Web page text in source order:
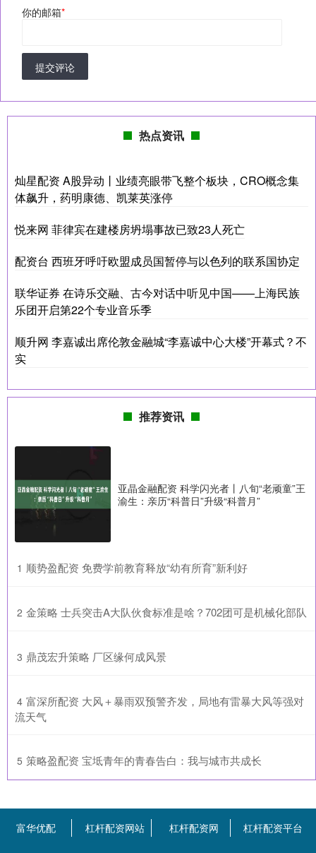
你的邮箱*
提交评论
热点资讯
灿星配资 A股异动丨业绩亮眼带飞整个板块，CRO概念集
体飙升，药明康德、凯莱英涨停
悦来网 菲律宾在建楼房坍塌事故已致23人死亡
配资台 西班牙呼吁欧盟成员国暂停与以色列的联系国协定
联华证券 在诗乐交融、古今对话中听见中国——上海民族
乐团开启第22个专业音乐季
顺升网 李嘉诚出席伦敦金融城“李嘉诚中心大楼”开幕式？不
实
推荐资讯
亚晶金融配资 科学闪光者丨八旬“老顽童”王
渝生：亲历“科普日”升级“科普月”
1 ​顺势盈配资 免费学前教育释放“幼有所育”新利好
2 ​金策略 士兵突击A大队伙食标准是啥？702团可是机械化部队
3 ​鼎茂宏升策略 厂区缘何成风景
4 ​富深所配资 大风＋暴雨双预警齐发，局地有雷暴大风等强对
流天气
5 ​策略盈配资 宝坻青年的青春告白：我与城市共成长
富华优配 杠杆配资网站 杠杆配资网 杠杆配资平台